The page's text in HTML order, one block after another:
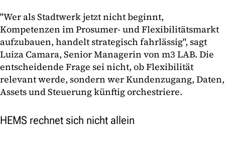
"Wer als Stadtwerk jetzt nicht beginnt,
Kompetenzen im Prosumer- und Flexibilitätsmarkt
aufzubauen, handelt strategisch fahrlässig", sagt
Luiza Camara, Senior Managerin von m3 LAB. Die
entscheidende Frage sei nicht, ob Flexibilität
relevant werde, sondern wer Kundenzugang, Daten,
Assets und Steuerung künftig orchestriere.
HEMS rechnet sich nicht allein